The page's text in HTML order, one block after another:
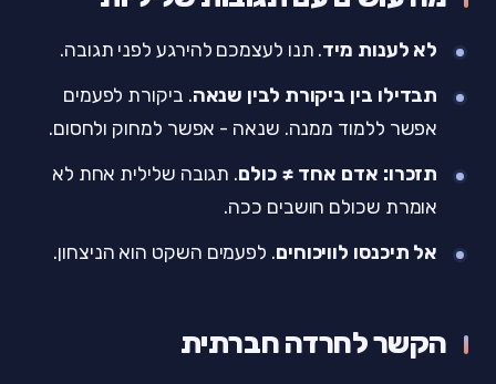
לא לענות מיד. תנו לעצמכם להירגע לפני תגובה.
תבדילו בין ביקורת לבין שנאה. ביקורת לפעמים
אפשר ללמוד ממנה. שנאה - אפשר למחוק ולחסום.
תזכרו: אדם אחד ≠ כולם. תגובה שלילית אחת לא
אומרת שכולם חושבים ככה.
אל תיכנסו לוויכוחים. לפעמים השקט הוא הניצחון.
הקשר לחרדה חברתית